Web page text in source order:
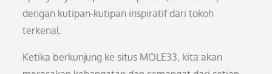
dengan kutipan-kutipan inspiratif dari tokoh
terkenal.
Ketika berkunjung ke situs MOLE33, kita akan